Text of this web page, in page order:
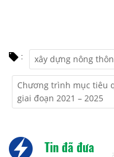
: xây dựng nông
Chương trình mục tiêu
giai đoạn 2021 – 2025
Tin đã đưa